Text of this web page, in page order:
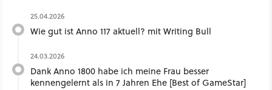
25.04.2026
Wie gut ist Anno 117 aktuell? mit Writing Bull ​
24.03.2026
Dank Anno 1800 habe ich meine Frau besser
kennengelernt als in 7 Jahren Ehe [Best of GameStar]